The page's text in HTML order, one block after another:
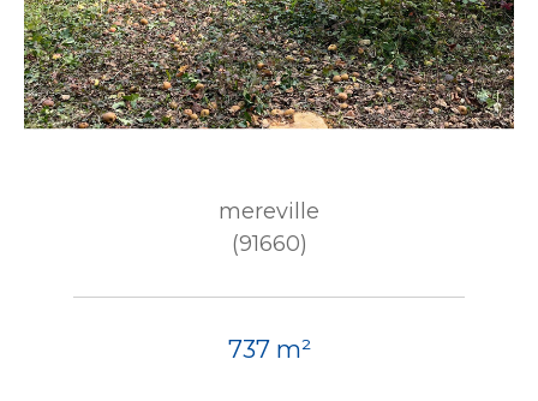
mereville
(91660)
737 m²